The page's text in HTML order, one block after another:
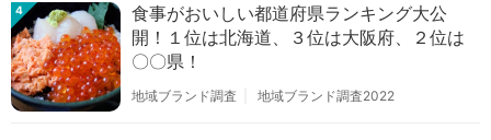
4
食事がおいしい都道府県ランキング大公
開！１位は北海道、３位は大阪府、２位は
〇〇県！
地域ブランド調査 地域ブランド調査2022